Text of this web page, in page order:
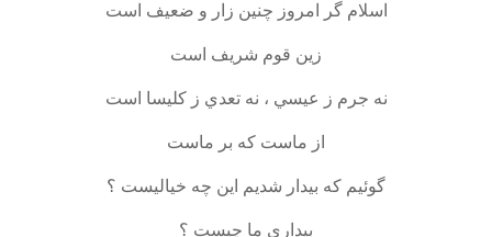
اسلام گر امروز چنين زار و ضعيف است
زين قوم شريف است
نه جرم ز عيسي ، نه تعدي ز كليسا است
از ماست كه بر ماست
گوئيم كه بيدار شديم اين چه خياليست ؟
بيداري ما چيست ؟